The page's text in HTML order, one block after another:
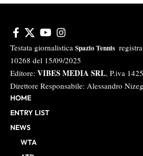
Testata giornalistica Spazio Tennis
10268 del 15/09/2025
Editore: VIBES MEDIA SRL, P.iva
Direttore Responsabile: Alessandro
HOME
ENTRY LIST
NEWS
WTA